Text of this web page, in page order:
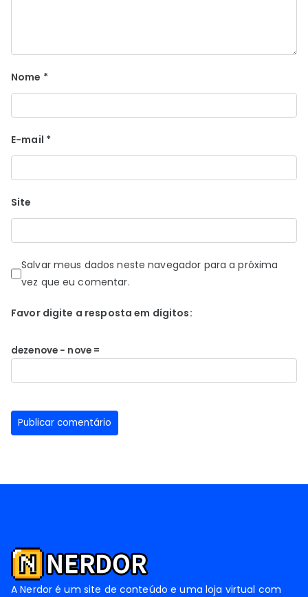
Nome *
E-mail *
Site
Salvar meus dados neste navegador para a próxima
vez que eu comentar.
Favor digite a resposta em dígitos:
dezenove − nove =
A Nerdor é um site de conteúdo e uma loja virtual com